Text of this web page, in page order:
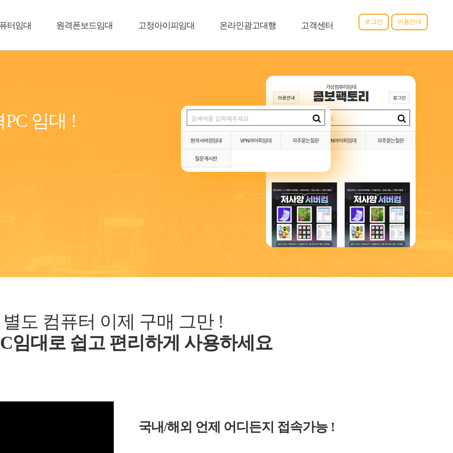
이용안내
로그인
터임대 원격폰보드임대 고정아이피임대 온라인광고대행 고객센터
임대 !
별도 컴퓨터 이제 구매 그만 !
임대로 쉽고 편리하게 사용하세요
국내/해외 언제 어디든지 접속가능 !